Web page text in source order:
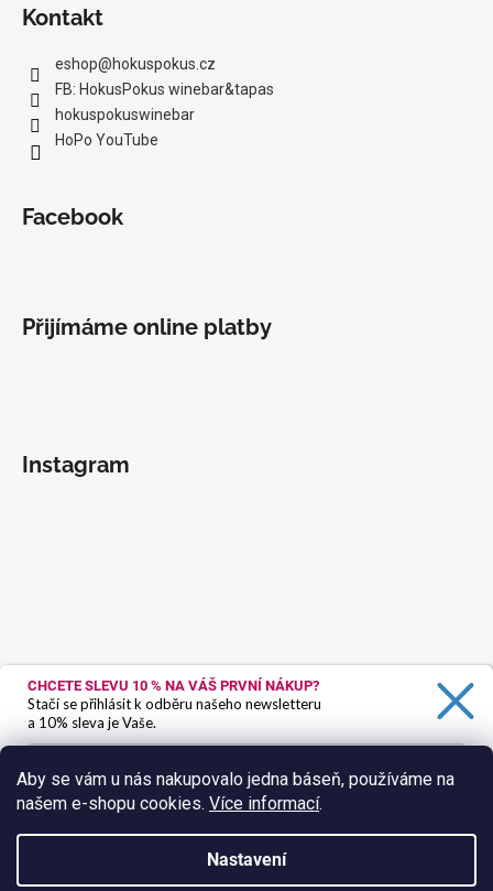
Aby se vám u nás nakupovalo jedna báseň, používáme na
našem e-shopu cookies. Více informací.
Nastavení
Kontakt
eshop@hokuspokus.cz
FB: HokusPokus winebar&tapas
hokuspokuswinebar
HoPo YouTube
Facebook
Přijímáme online platby
Instagram
Sledovat na Instagramu
CHCETE SLEVU 10 % NA VÁŠ PRVNÍ NÁKUP?
Stačí se přihlásit k odběru našeho newsletteru
a 10% sleva je Vaše.
Ano, chci se přihlásit
Zásady zpracování osobních údajů